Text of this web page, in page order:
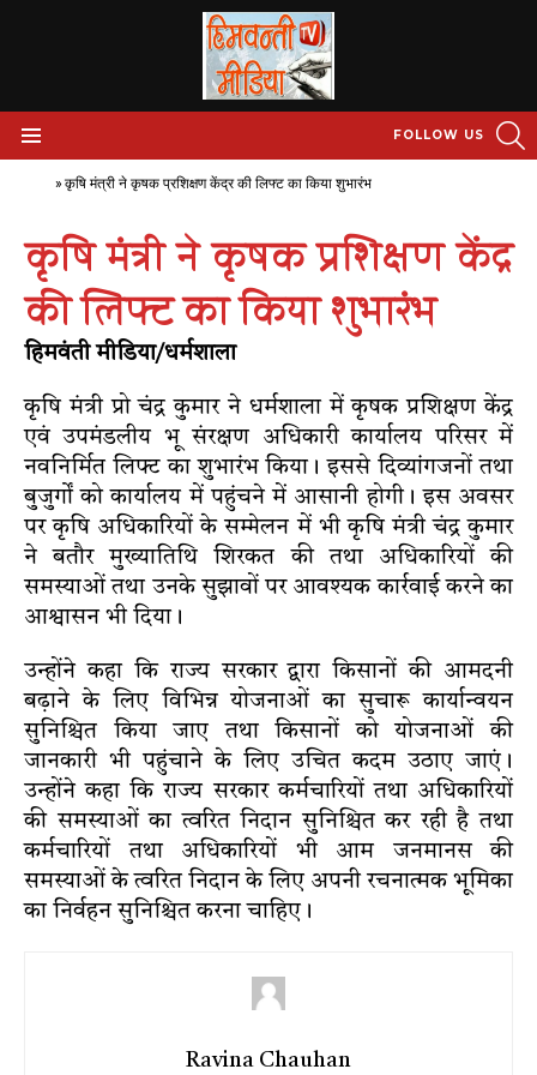
FOLLOW US
» कृषि मंत्री ने कृषक प्रशिक्षण केंद्र की लिफ्ट का किया शुभारंभ
कृषि मंत्री ने कृषक प्रशिक्षण केंद्र
की लिफ्ट का किया शुभारंभ
हिमवंती मीडिया/धर्मशाला
कृषि मंत्री प्रो चंद्र कुमार ने धर्मशाला में कृषक प्रशिक्षण केंद्र
एवं उपमंडलीय भू संरक्षण अधिकारी कार्यालय परिसर में
नवनिर्मित लिफ्ट का शुभारंभ किया। इससे दिव्यांगजनों तथा
बुजुर्गों को कार्यालय में पहुंचने में आसानी होगी। इस अवसर
पर कृषि अधिकारियों के सम्मेलन में भी कृषि मंत्री चंद्र कुमार
ने बतौर मुख्यातिथि शिरकत की तथा अधिकारियों की
समस्याओं तथा उनके सुझावों पर आवश्यक कार्रवाई करने का
आश्वासन भी दिया।
उन्होंने कहा कि राज्य सरकार द्वारा किसानों की आमदनी
बढ़ाने के लिए विभिन्न योजनाओं का सुचारू कार्यान्वयन
सुनिश्चित किया जाए तथा किसानों को योजनाओं की
जानकारी भी पहुंचाने के लिए उचित कदम उठाए जाएं।
उन्होंने कहा कि राज्य सरकार कर्मचारियों तथा अधिकारियों
की समस्याओं का त्वरित निदान सुनिश्चित कर रही है तथा
कर्मचारियों तथा अधिकारियों भी आम जनमानस की
समस्याओं के त्वरित निदान के लिए अपनी रचनात्मक भूमिका
का निर्वहन सुनिश्चित करना चाहिए।
Ravina Chauhan